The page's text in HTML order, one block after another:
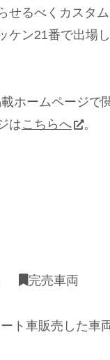
るべくカスタム
ケン21番で出場
ホームページで
はこちらへ 。
完売車両
ト車販売した車